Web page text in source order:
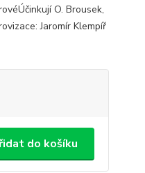
O. Brousek,
Jaromír Klempíř
do košíku